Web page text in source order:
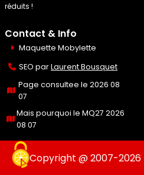
réduits !
Contact & Info
Maquette Mobylette
SEO parLaurent Bousquet
Page consultee le 2026 08
07
Mais pourquoi le MQ27 2026
08 07
Copyright @ 2007-